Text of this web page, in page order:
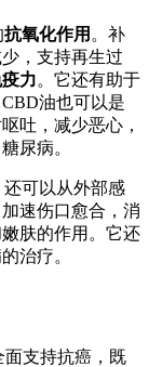
抗氧化作用 。补
，支持再生过
力。它还有助于
油也可以是
吐，减少恶心，
尿病。
可以从外部感
加速伤口愈合，消
肤的作用。它还
治疗。
支持抗癌，既